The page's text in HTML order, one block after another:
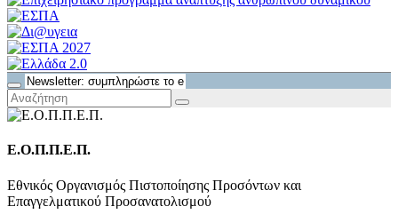
Ε.Ο.Π.Π.Ε.Π.
Εθνικός Οργανισμός Πιστοποίησης Προσόντων και
Επαγγελματικού Προσανατολισμού